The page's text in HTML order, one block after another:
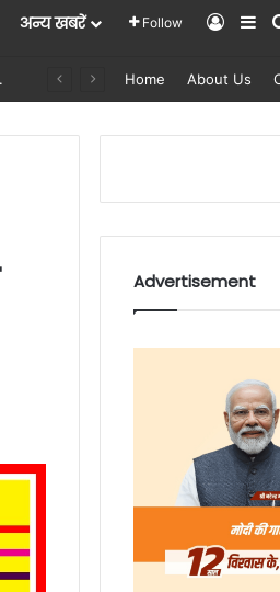
अन्य खबरें Follow Log In
Home About Us
Advertisement